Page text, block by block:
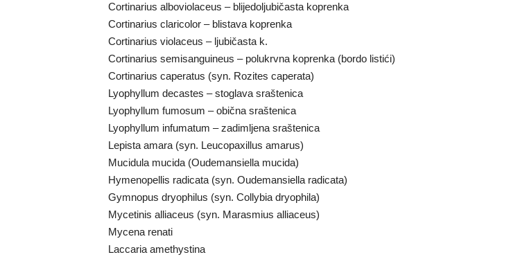
Cortinarius alboviolaceus – blijedoljubičasta koprenka
Cortinarius claricolor – blistava koprenka
Cortinarius violaceus – ljubičasta k.
Cortinarius semisanguineus – polukrvna koprenka (bordo listići)
Cortinarius caperatus (syn. Rozites caperata)
Lyophyllum decastes – stoglava sraštenica
Lyophyllum fumosum – obična sraštenica
Lyophyllum infumatum – zadimljena sraštenica
Lepista amara (syn. Leucopaxillus amarus)
Mucidula mucida (Oudemansiella mucida)
Hymenopellis radicata (syn. Oudemansiella radicata)
Gymnopus dryophilus (syn. Collybia dryophila)
Mycetinis alliaceus (syn. Marasmius alliaceus)
Mycena renati
Laccaria amethystina